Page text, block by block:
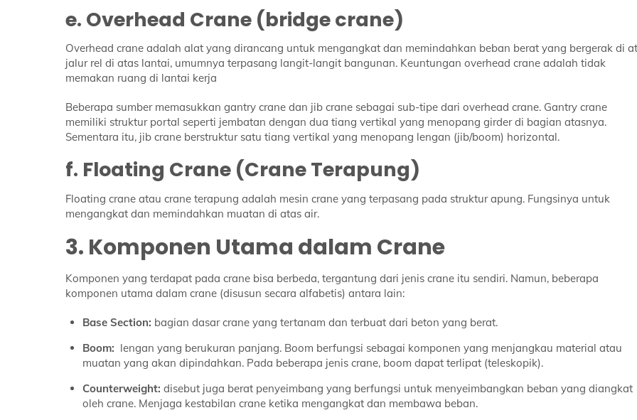
e. Overhead Crane (bridge crane)
Overhead crane adalah alat yang dirancang untuk mengangkat dan memindahkan beban berat yang bergerak di
jalur rel di atas lantai, umumnya terpasang langit-langit bangunan. Keuntungan overhead crane adalah tidak
memakan ruang di lantai kerja
Beberapa sumber memasukkan gantry crane dan jib crane sebagai sub-tipe dari overhead crane. Gantry crane
memiliki struktur portal seperti jembatan dengan dua tiang vertikal yang menopang girder di bagian atasnya.
Sementara itu, jib crane berstruktur satu tiang vertikal yang menopang lengan (jib/boom) horizontal.
f. Floating Crane (Crane Terapung)
Floating crane atau crane terapung adalah mesin crane yang terpasang pada struktur apung. Fungsinya untuk
mengangkat dan memindahkan muatan di atas air.
3. Komponen Utama dalam Crane
Komponen yang terdapat pada crane bisa berbeda, tergantung dari jenis crane itu sendiri. Namun, beberapa
komponen utama dalam crane (disusun secara alfabetis) antara lain:
Base Section: bagian dasar crane yang tertanam dan terbuat dari beton yang berat.
Boom: lengan yang berukuran panjang. Boom berfungsi sebagai komponen yang menjangkau material atau
muatan yang akan dipindahkan. Pada beberapa jenis crane, boom dapat terlipat (teleskopik).
Counterweight: disebut juga berat penyeimbang yang berfungsi untuk menyeimbangkan beban yang diangkat
oleh crane. Menjaga kestabilan crane ketika mengangkat dan membawa beban.